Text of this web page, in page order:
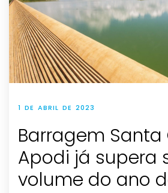
1 DE ABRIL DE 2023
Barragem Santa
Apodi já supera
volume do ano